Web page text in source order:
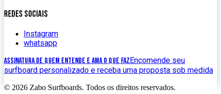
Redes Sociais
Instagram
whatsapp
assinatura de quem entende e ama o que fazEncomende seu
surfboard personalizado e receba uma proposta sob medida
© 2026 Zabo Surfboards. Todos os direitos reservados.